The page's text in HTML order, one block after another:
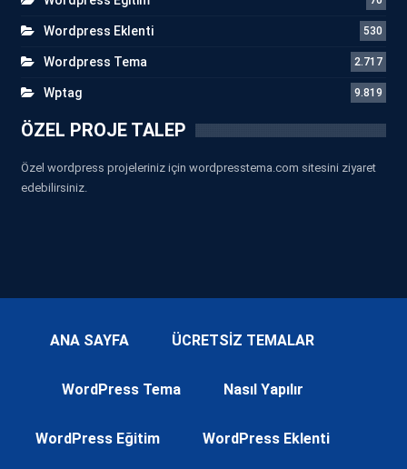
Wordpress Eklenti 530
Wordpress Tema 2.717
Wptag 9.819
ÖZEL PROJE TALEP
Özel wordpress projeleriniz için wordpresstema.com sitesini ziyaret
edebilirsiniz.
ANA SAYFA ÜCRETSİZ TEMALAR
WordPress Tema Nasıl Yapılır
WordPress Eğitim WordPress Eklenti